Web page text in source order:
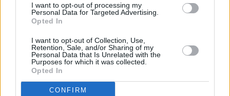
I want to opt-out of processing my
Personal Data for Targeted Advertising.
Opted In
I want to opt-out of Collection, Use,
Retention, Sale, and/or Sharing of my
Personal Data that Is Unrelated with the
Purposes for which it was collected.
Opted In
CONFIRM